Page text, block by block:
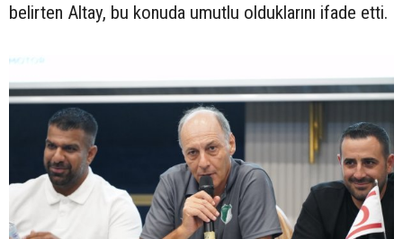
belirten Altay, bu konuda umutlu olduklarını ifade etti.